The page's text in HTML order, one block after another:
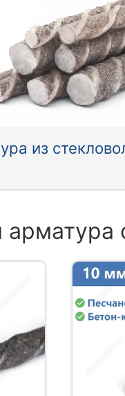
из